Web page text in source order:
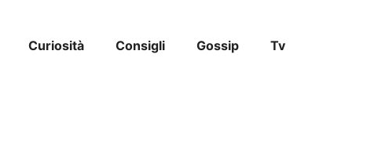
Curiosità Consigli Gossip Tv